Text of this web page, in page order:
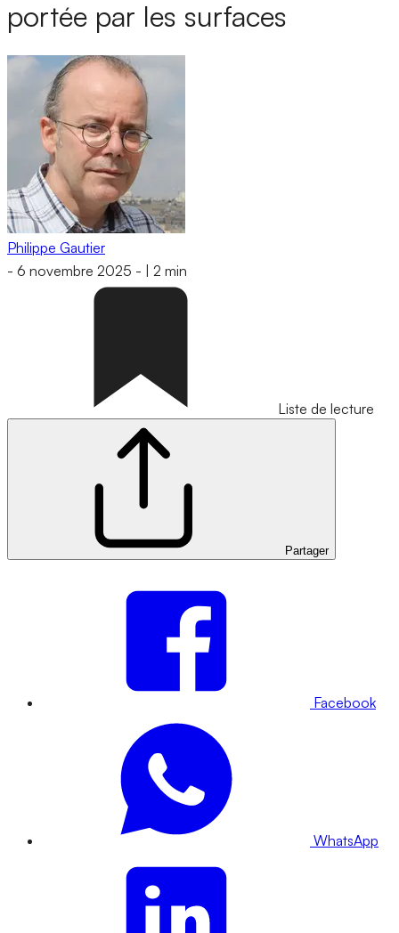
portée par les surfaces
Philippe Gautier
- 6 novembre 2025 - 2 min
Liste de lecture
Partager
Facebook
WhatsApp